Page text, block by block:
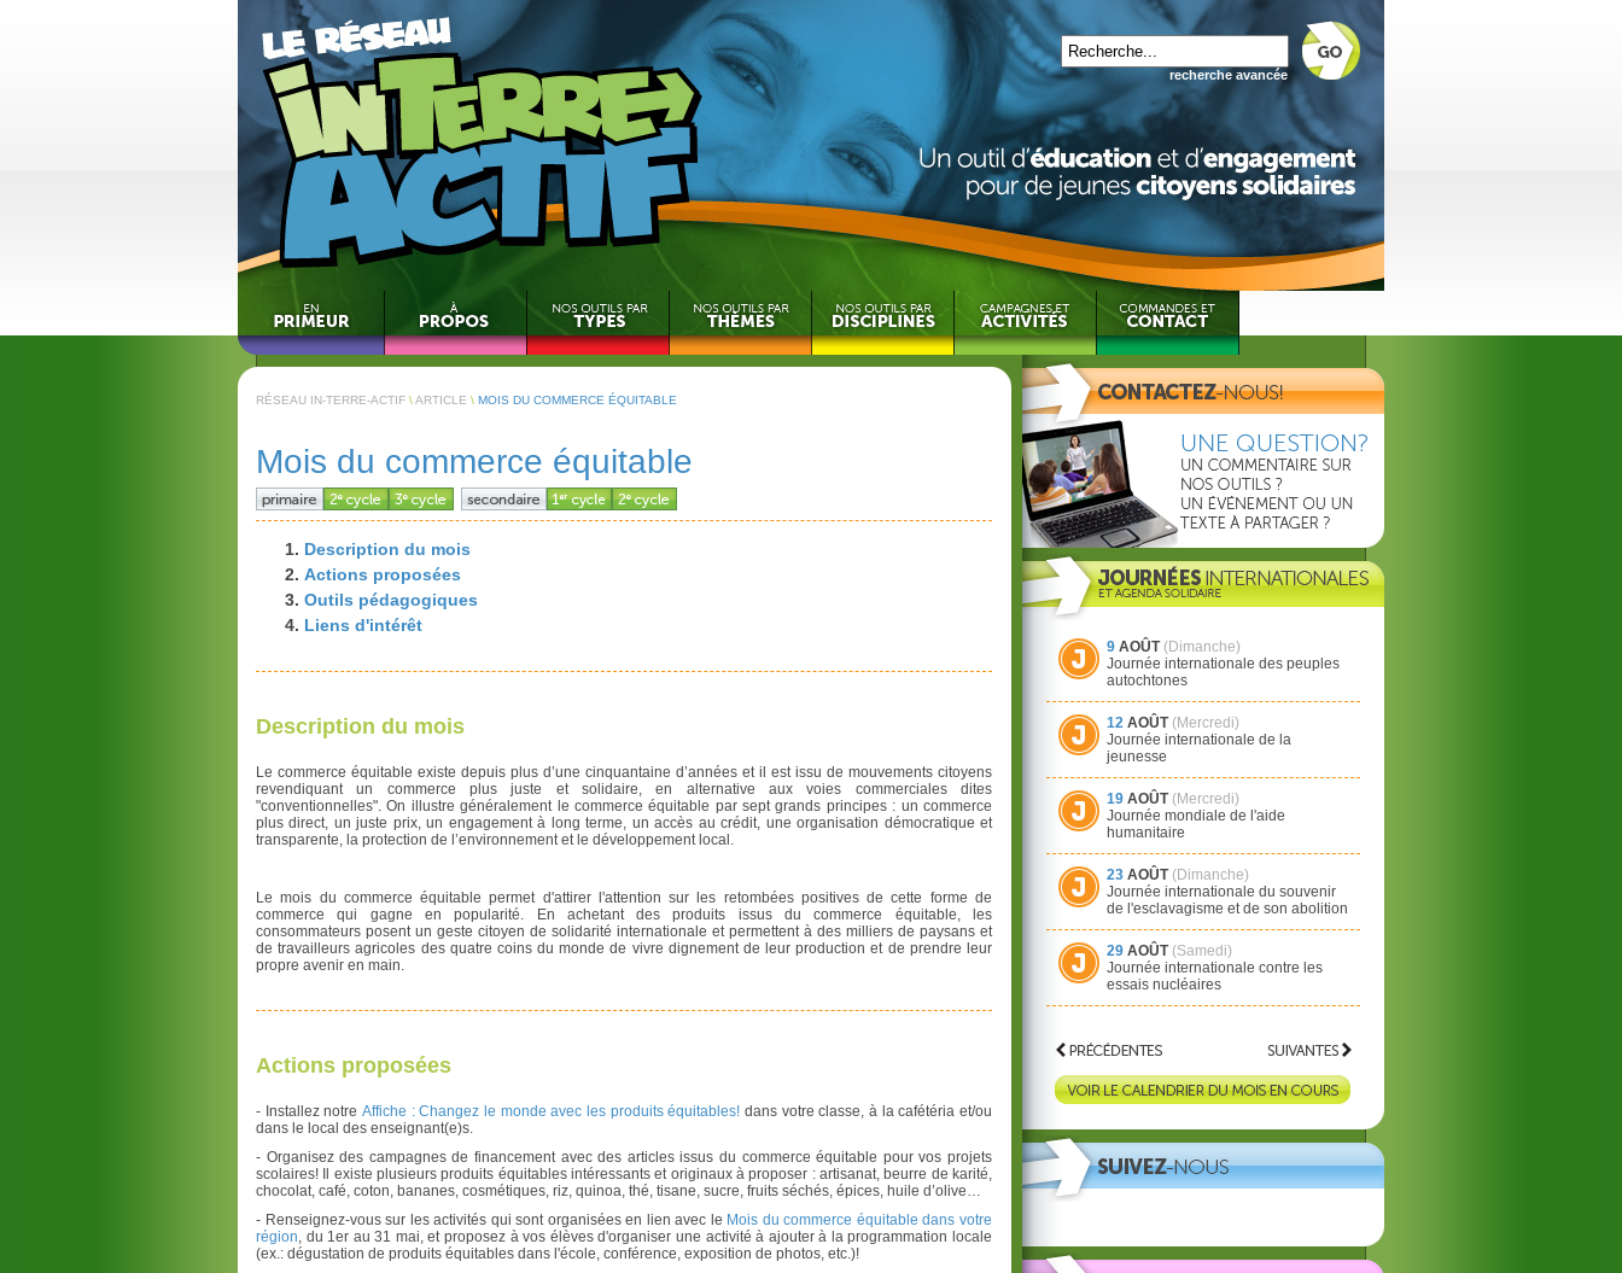
recherche avancée
RÉSEAU IN-TERRE-ACTIF \ARTICLE \ MOIS DU COMMERCE ÉQUITABLE
Mois du commerce équitable
Description du mois
Actions proposées
Outils pédagogiques
Liens d'intérêt
Description du mois
Le commerce équitable existe depuis plus d’une cinquantaine d’années et il est issu de mouvements citoyens
revendiquant un commerce plus juste et solidaire, en alternative aux voies commerciales dites
"conventionnelles". On illustre généralement le commerce équitable par sept grands principes : un commerce
plus direct, un juste prix, un engagement à long terme, un accès au crédit, une organisation démocratique et
transparente, la protection de l’environnement et le développement local.
Le mois du commerce équitable permet d'attirer l'attention sur les retombées positives de cette forme de
commerce qui gagne en popularité. En achetant des produits issus du commerce équitable, les
consommateurs posent un geste citoyen de solidarité internationale et permettent à des milliers de paysans et
de travailleurs agricoles des quatre coins du monde de vivre dignement de leur production et de prendre leur
propre avenir en main.
Actions proposées
- Installez notre Affiche : Changez le monde avec les produits équitables! dans votre classe, à la cafétéria et/ou
dans le local des enseignant(e)s.
- Organisez des campagnes de financement avec des articles issus du commerce équitable pour vos projets
scolaires! Il existe plusieurs produits équitables intéressants et originaux à proposer : artisanat, beurre de karité,
chocolat, café, coton, bananes, cosmétiques, riz, quinoa, thé, tisane, sucre, fruits séchés, épices, huile d’olive…
- Renseignez-vous sur les activités qui sont organisées en lien avec le Mois du commerce équitable dans votre
région, du 1er au 31 mai, et proposez à vos élèves d'organiser une activité à ajouter à la programmation locale
(ex.: dégustation de produits équitables dans l'école, conférence, exposition de photos, etc.)!
9 AOÛT (Dimanche)
Journée internationale des peuples
autochtones
12 AOÛT (Mercredi)
Journée internationale de la
jeunesse
19 AOÛT (Mercredi)
Journée mondiale de l'aide
humanitaire
23 AOÛT (Dimanche)
Journée internationale du souvenir
de l'esclavagisme et de son abolition
29 AOÛT (Samedi)
Journée internationale contre les
essais nucléaires